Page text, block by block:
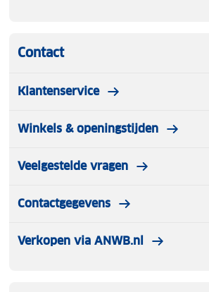
Contact
Klantenservice
Winkels & openingstijden
Veelgestelde vragen
Contactgegevens
Verkopen via ANWB.nl